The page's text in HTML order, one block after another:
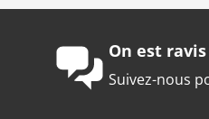
On est
Suivez-nous